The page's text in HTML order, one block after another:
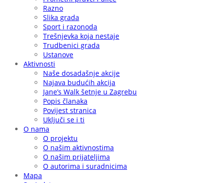
Razno
Slika grada
Sport i razonoda
Trešnjevka koja nestaje
Trudbenici grada
Ustanove
Aktivnosti
Naše dosadašnje akcije
Najava budućih akcija
Jane’s Walk šetnje u Zagrebu
Popis članaka
Povijest stranica
Uključi se i ti
O nama
O projektu
O našim aktivnostima
O našim prijateljima
O autorima i suradnicima
Mapa